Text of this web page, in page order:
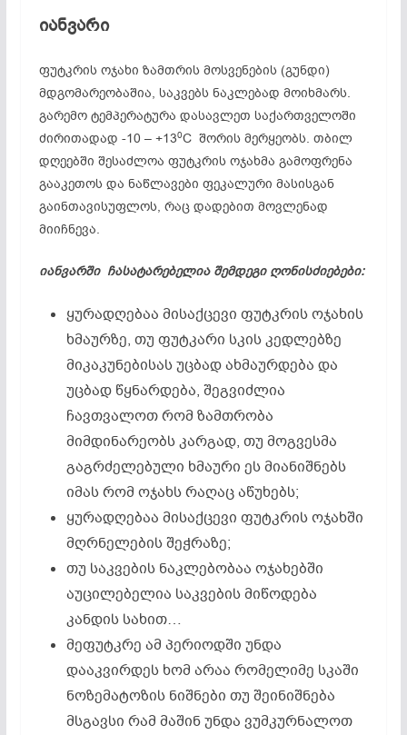
იანვარი
ფუტკრის ოჯახი ზამთრის მოსვენების (გუნდი)
მდგომარეობაშია, საკვებს ნაკლებად მოიხმარს.
გარემო ტემპერატურა დასავლეთ საქართველოში
ძირითადად -10 – +130C შორის მერყეობს. თბილ
დღეებში შესაძლოა ფუტკრის ოჯახმა გამოფრენა
გააკეთოს და ნაწლავები ფეკალური მასისგან
გაინთავისუფლოს, რაც დადებით მოვლენად
მიიჩნევა.
იანვარში ჩასატარებელია შემდეგი ღონისძიებები:
ყურადღებაა მისაქცევი ფუტკრის ოჯახის
ხმაურზე, თუ ფუტკარი სკის კედლებზე
მიკაკუნებისას უცბად ახმაურდება და
უცბად წყნარდება, შეგვიძლია
ჩავთვალოთ რომ ზამთრობა
მიმდინარეობს კარგად, თუ მოგვესმა
გაგრძელებული ხმაური ეს მიანიშნებს
იმას რომ ოჯახს რაღაც აწუხებს;
ყურადღებაა მისაქცევი ფუტკრის ოჯახში
მღრნელების შეჭრაზე;
თუ საკვების ნაკლებობაა ოჯახებში
აუცილებელია საკვების მიწოდება
კანდის სახით…
მეფუტკრე ამ პერიოდში უნდა
დააკვირდეს ხომ არაა რომელიმე სკაში
ნოზემატოზის ნიშნები თუ შეინიშნება
მსგავსი რამ მაშინ უნდა ვუმკურნალოთ